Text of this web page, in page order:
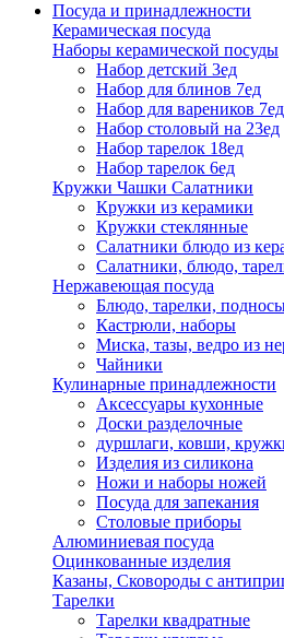
Посуда и принадлежности
Керамическая посуда
Наборы керамической посуды
Набор детский 3ед
Набор для блинов 7ед
Набор для вареников 7ед
Набор столовый на 23ед
Набор тарелок 18ед
Набор тарелок 6ед
Кружки Чашки Салатники
Кружки из керамики
Кружки стеклянные
Салатники блюдо из
Салатники, блюдо,
Нержавеющая посуда
Блюдо, тарелки,
Кастрюли, наборы
Миска, тазы, ведро из
Чайники
Кулинарные принадлежности
Аксессуары кухонные
Доски разделочные
дуршлаги, ковши,
Изделия из силикона
Ножи и наборы ножей
Посуда для запекания
Столовые приборы
Алюминиевая посуда
Оцинкованные изделия
Казаны, Сковороды с
Тарелки
Тарелки квадратные